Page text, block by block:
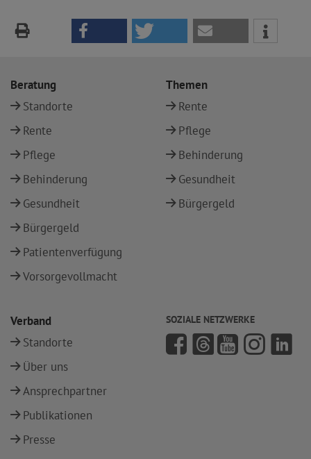
Beratung
Standorte
Rente
Pflege
Behinderung
Gesundheit
Bürgergeld
Patientenverfügung
Vorsorgevollmacht
Themen
Rente
Pflege
Behinderung
Gesundheit
Bürgergeld
Verband
Standorte
Über uns
Ansprechpartner
Publikationen
Presse
SOZIALE NETZWERKE